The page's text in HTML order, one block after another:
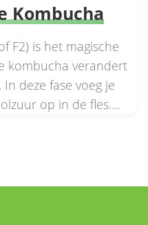
Kombucha
F2) is het magische
kombucha verandert
deze fase voeg je
op in de fles....